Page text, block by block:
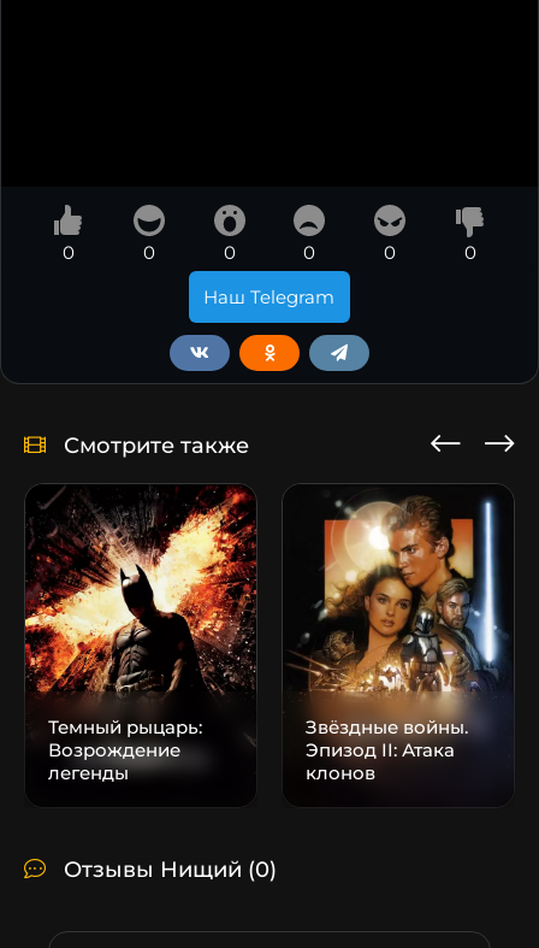
0 0 0 0 0
0
Наш Telegram
Смотрите также
Темный рыцарь:
Возрождение
легенды
Звёздные войны.
Эпизод II: Атака
клонов
Отзывы Нищий (0)